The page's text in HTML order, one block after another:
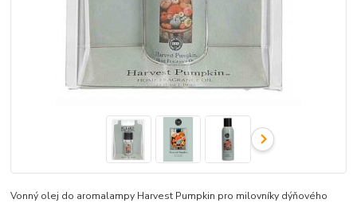
Vonný olej do aromalampy Harvest Pumpkin pro milovníky dýňového